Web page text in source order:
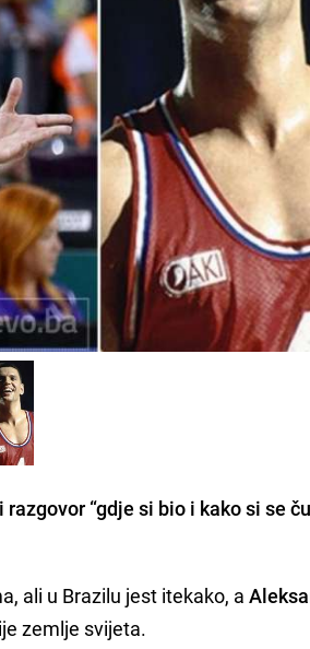
“gdje si bio i kako si se
ali u Brazilu jest itekako, a
zemlje svijeta.